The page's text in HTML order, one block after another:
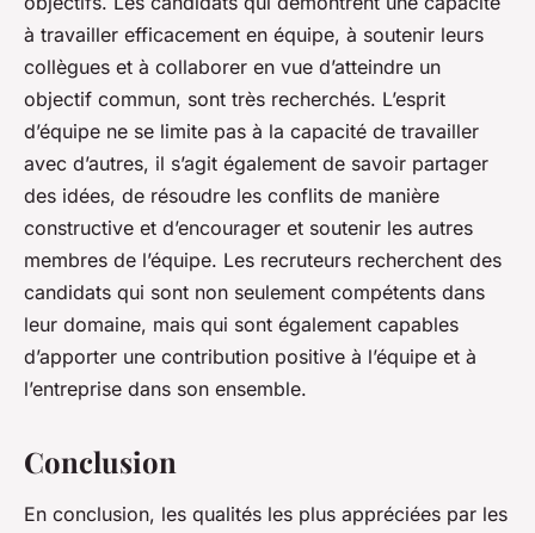
à travailler efficacement en équipe, à soutenir leurs
collègues et à collaborer en vue d’atteindre un
objectif commun, sont très recherchés. L’esprit
d’équipe ne se limite pas à la capacité de travailler
avec d’autres, il s’agit également de savoir partager
des idées, de résoudre les conflits de manière
constructive et d’encourager et soutenir les autres
membres de l’équipe. Les recruteurs recherchent des
candidats qui sont non seulement compétents dans
leur domaine, mais qui sont également capables
d’apporter une contribution positive à l’équipe et à
l’entreprise dans son ensemble.
Conclusion
En conclusion, les qualités les plus appréciées par les